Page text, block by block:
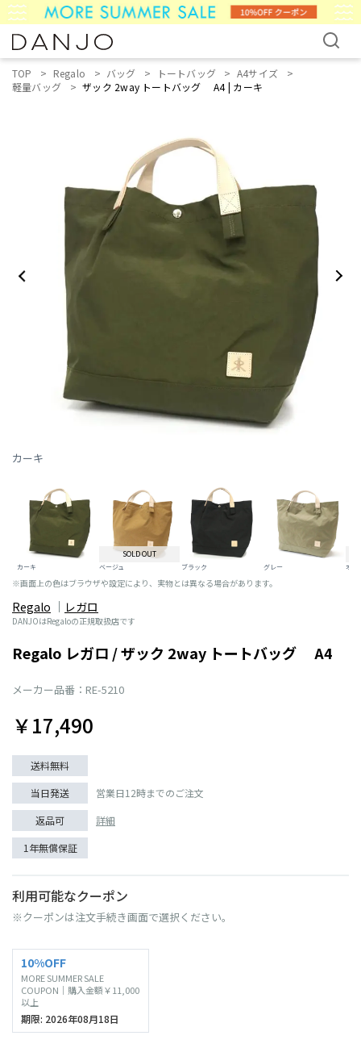
TOP Regalo バッグ トートバッグ
A4サイズ
軽量バッグ
ザック 2way トートバッグ A4 | カーキ
カーキ
カーキ
SOLD OUT
ベージュ ブラック グレー オレ
※画面上の色はブラウザや設定により、実物とは異なる場合があります。
Regalo レガロ
DANJOはRegaloの正規取扱店です
Regalo レガロ / ザック 2way トートバッグ A4
メーカー品番：RE-5210
￥17,490
送料無料
当日発送
営業日12時までのご注文
返品可
詳細
1年無償保証
利用可能なクーポン
※クーポンは注文手続き画面で選択ください。
10%OFF
MORE SUMMER SALE
COUPON｜購入金額￥11,000
以上
期限: 2026年08月18日